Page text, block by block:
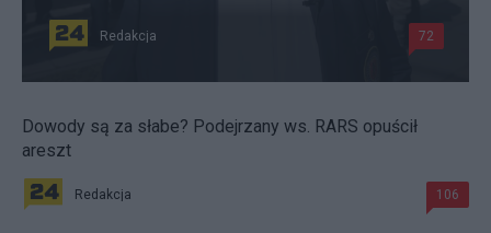
Redakcja 72
Dowody są za słabe? Podejrzany ws. RARS opuścił
areszt
Redakcja 106